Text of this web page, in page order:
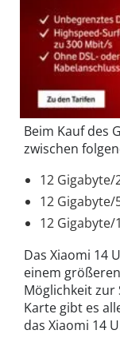
Beim Kauf des
zwischen
12 Gigabyte/
12 Gigabyte/
12 Gigabyte/
Das Xiaomi 14
einem
Möglichkeit zur
Karte gibt es
das Xiaomi 14